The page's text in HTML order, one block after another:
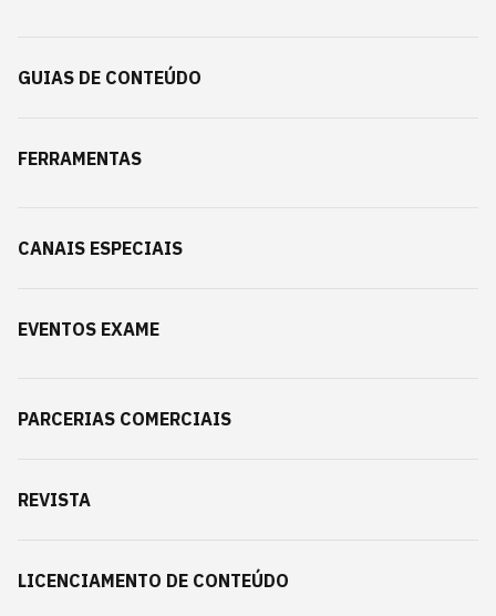
GUIAS DE CONTEÚDO
FERRAMENTAS
CANAIS ESPECIAIS
EVENTOS EXAME
PARCERIAS COMERCIAIS
REVISTA
LICENCIAMENTO DE CONTEÚDO